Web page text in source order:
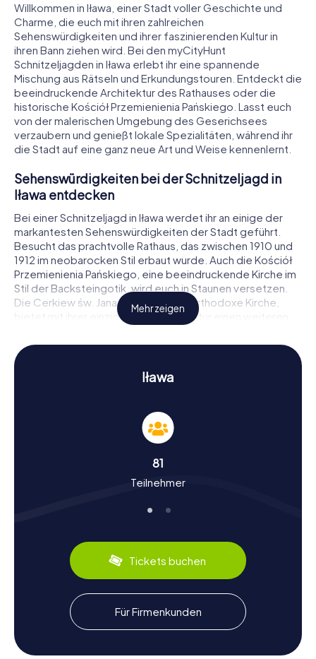
Willkommen in Iława, einer Stadt voller Geschichte und
Charme, die euch mit ihren zahlreichen
Sehenswürdigkeiten und ihrer faszinierenden Kultur in
ihren Bann ziehen wird. Bei den myCityHunt
Schnitzeljagden in Iława erlebt ihr eine spannende
Mischung aus Rätseln und Erkundungstouren. Entdeckt die
beeindruckende Architektur des Rathauses oder die
historische Kościół Przemienienia Pańskiego. Lasst euch
von der malerischen Umgebung des Geserichsees
verzaubern und genießt lokale Spezialitäten, während ihr
die Stadt auf eine ganz neue Art und Weise kennenlernt.
Sehenswürdigkeiten bei der Schnitzeljagd in
Iława entdecken
Bei einer Schnitzeljagd in Iława werdet ihr an einige der
markantesten Sehenswürdigkeiten der Stadt geführt.
Besucht das prachtvolle Rathaus, das zwischen 1910 und
1912 im neobarocken Stil erbaut wurde. Auch die Kościół
Przemienienia Pańskiego, eine beeindruckende Kirche im
Stil der Backsteingotik, wird euch in Staunen versetzen.
Die Cerkiew św. Jana Teologa, eine orthodoxe Kirche,
bietet mit ihrer einzigartigen Architektur einen weiteren
erkundet, löst ihr spannende Rätsel und erfahrt mehr über
die Geschichte und Bedeutung dieser Bauwerke.
Die myCityHunt Schnitzeljagden in Iława bieten euch die
Möglichkeit, tief in die reiche Geschichte und Kultur der
bekannt, hat eine bewegte Vergangenheit, die bis ins
Mittelalter zurückreicht. Gegründet vom Deutschen
Handelszentrum. Wusstet ihr, dass Iława einst als "Perle
malerischen Lage am Geserichsee? Neben der
Geschichte werdet ihr auch kulinarische Spezialitäten
entdecken, wie die herzhaften regionalen Gerichte, die
euren Besuch in Iława abrunden.
Nach der Schnitzeljagd in Iława die Umgebung
Nach einer aufregenden Schnitzeljagd in Iława laden die
Mehr zeigen
Iława
81
Teilnehmer
Tickets buchen
Für Firmenkunden